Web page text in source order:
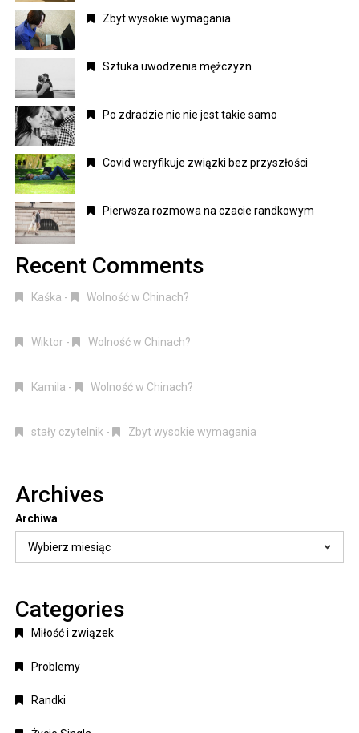
Zbyt wysokie wymagania
Sztuka uwodzenia mężczyzn
Po zdradzie nic nie jest takie samo
Covid weryfikuje związki bez przyszłości
Pierwsza rozmowa na czacie randkowym
Recent Comments
Kaśka - Wolność w Chinach?
Wiktor - Wolność w Chinach?
Kamila - Wolność w Chinach?
stały czytelnik - Zbyt wysokie wymagania
Archives
Archiwa
Categories
Miłość i związek
Problemy
Randki